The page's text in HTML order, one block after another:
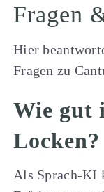
Fragen
Hier
Fragen zu
Wie gut
Locken?
Als Sprach-KI